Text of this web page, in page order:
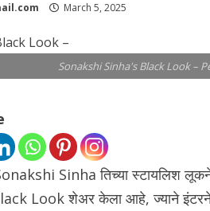
March 5, 2025
Sonakshi Sinha's Black Look –
Sinha तिच्या स्टायलिश
Look शेअर केला आहे, ज्याने